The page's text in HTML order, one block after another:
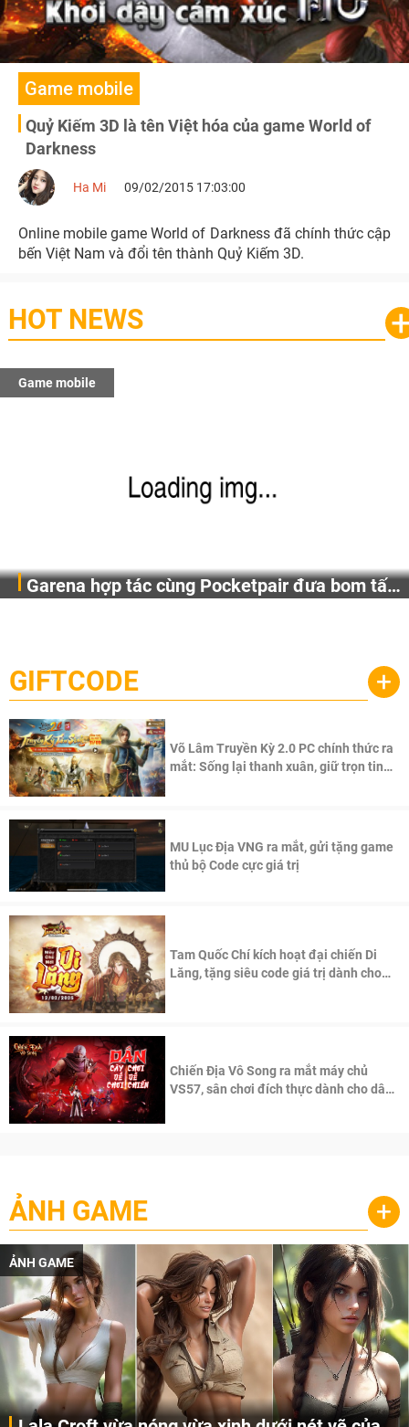
Game mobile
Quỷ Kiếm 3D là tên Việt hóa của game World of
Darkness
Ha Mi 09/02/2015 17:03:00
Online mobile game World of Darkness đã chính thức cập
bến Việt Nam và đổi tên thành Quỷ Kiếm 3D.
HOT NEWS
Game mobile
Garena hợp tác cùng Pocketpair đưa bom tấn
cầu, theo giấy phép chính thức từ công ty game Nhật Bản
Pocketpair, Inc.
GIFTCODE +
Võ Lâm Truyền Kỳ 2.0 PC chính thức ra
mắt: Sống lại thanh xuân, giữ trọn tinh
MU Lục Địa VNG ra mắt, gửi tặng game
thủ bộ Code cực giá trị
Tam Quốc Chí kích hoạt đại chiến Di
Lăng, tặng siêu code giá trị dành cho
Chiến Địa Vô Song ra mắt máy chủ
VS57, sân chơi đích thực dành cho dân
ẢNH GAME +
ẢNH GAME